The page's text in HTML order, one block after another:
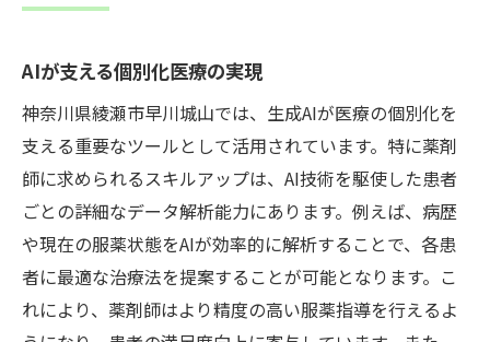
AIが支える個別化医療の実現
神奈川県綾瀬市早川城山では、生成AIが医療の個別化を
支える重要なツールとして活用されています。特に薬剤
師に求められるスキルアップは、AI技術を駆使した患者
ごとの詳細なデータ解析能力にあります。例えば、病歴
や現在の服薬状態をAIが効率的に解析することで、各患
者に最適な治療法を提案することが可能となります。こ
れにより、薬剤師はより精度の高い服薬指導を行えるよ